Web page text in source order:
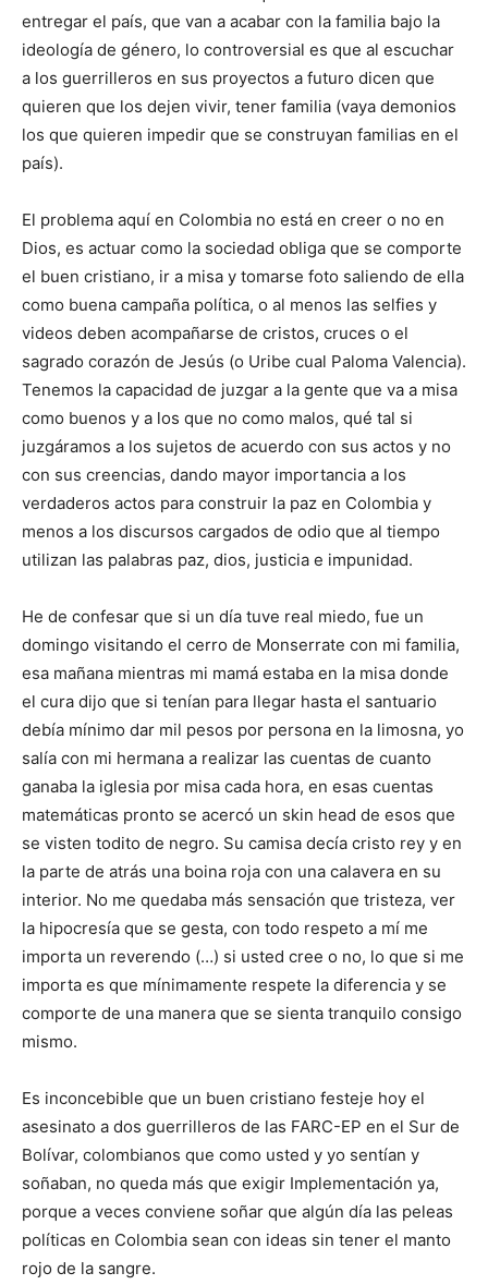
entregar el país, que van a acabar con la familia bajo la
ideología de género, lo controversial es que al escuchar
a los guerrilleros en sus proyectos a futuro dicen que
quieren que los dejen vivir, tener familia (vaya demonios
los que quieren impedir que se construyan familias en el
país).
El problema aquí en Colombia no está en creer o no en
Dios, es actuar como la sociedad obliga que se comporte
el buen cristiano, ir a misa y tomarse foto saliendo de ella
como buena campaña política, o al menos las selfies y
videos deben acompañarse de cristos, cruces o el
sagrado corazón de Jesús (o Uribe cual Paloma Valencia).
Tenemos la capacidad de juzgar a la gente que va a misa
como buenos y a los que no como malos, qué tal si
juzgáramos a los sujetos de acuerdo con sus actos y no
con sus creencias, dando mayor importancia a los
verdaderos actos para construir la paz en Colombia y
menos a los discursos cargados de odio que al tiempo
utilizan las palabras paz, dios, justicia e impunidad.
He de confesar que si un día tuve real miedo, fue un
domingo visitando el cerro de Monserrate con mi familia,
esa mañana mientras mi mamá estaba en la misa donde
el cura dijo que si tenían para llegar hasta el santuario
debía mínimo dar mil pesos por persona en la limosna, yo
salía con mi hermana a realizar las cuentas de cuanto
ganaba la iglesia por misa cada hora, en esas cuentas
matemáticas pronto se acercó un skin head de esos que
se visten todito de negro. Su camisa decía cristo rey y en
la parte de atrás una boina roja con una calavera en su
interior. No me quedaba más sensación que tristeza, ver
la hipocresía que se gesta, con todo respeto a mí me
importa un reverendo (…) si usted cree o no, lo que si me
importa es que mínimamente respete la diferencia y se
comporte de una manera que se sienta tranquilo consigo
mismo.
Es inconcebible que un buen cristiano festeje hoy el
asesinato a dos guerrilleros de las FARC-EP en el Sur de
Bolívar, colombianos que como usted y yo sentían y
soñaban, no queda más que exigir Implementación ya,
porque a veces conviene soñar que algún día las peleas
políticas en Colombia sean con ideas sin tener el manto
rojo de la sangre.